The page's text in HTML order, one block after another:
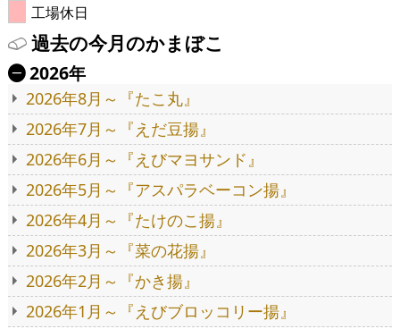
工場休日
過去の今月のかまぼこ
Ä 2026年
2026年8月～『たこ丸』
2026年7月～『えだ豆揚』
2026年6月～『えびマヨサンド』
2026年5月～『アスパラベーコン揚』
2026年4月～『たけのこ揚』
2026年3月～『菜の花揚』
2026年2月～『かき揚』
2026年1月～『えびブロッコリー揚』